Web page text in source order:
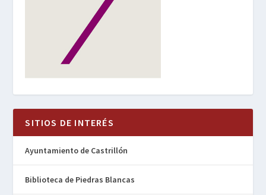
SITIOS DE INTERÉS
Ayuntamiento de Castrillón
Biblioteca de Piedras Blancas